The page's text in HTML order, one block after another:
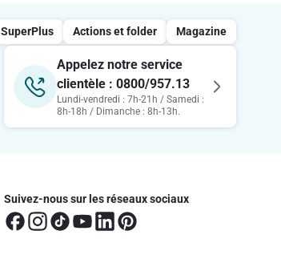
SuperPlus Actions et folder Magazine
Appelez notre service
clientèle : 0800/957.13
Lundi-vendredi : 7h-21h / Samedi :
8h-18h / Dimanche : 8h-13h.
Suivez-nous sur les réseaux sociaux